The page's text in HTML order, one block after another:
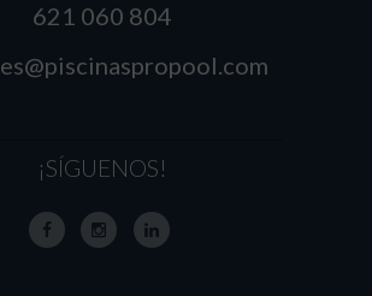
621 060 804
¡SÍGUENOS!